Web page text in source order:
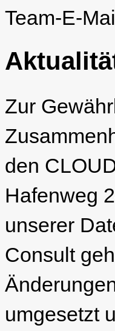
Team-E-
Zur
den
Hafenweg
unserer
Consult
umgesetzt